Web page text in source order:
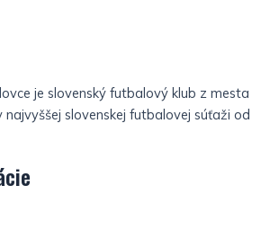
je slovenský futbalový klub z mesta
najvyššej slovenskej futbalovej súťaži od